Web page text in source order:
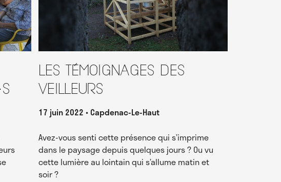
Les témoignages des
Veilleurs
17 juin 2022 Capdenac-Le-Haut
Avez-vous senti cette présence qui s’imprime
dans le paysage depuis quelques jours ? Ou vu
cette lumière au lointain qui s’allume matin et
soir ?